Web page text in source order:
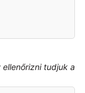
tudjuk a